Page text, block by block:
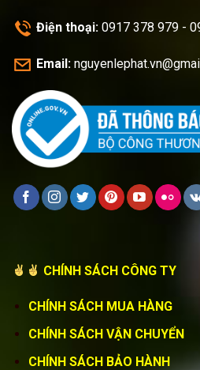
Điện thoại: 0917 378 979 -
Email:
CHÍNH SÁCH CÔNG TY
CHÍNH SÁCH MUA HÀNG
CHÍNH SÁCH VẬN CHUYỂN
CHÍNH SÁCH BẢO HÀNH